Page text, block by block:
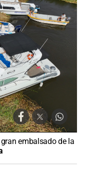
embalsado de la